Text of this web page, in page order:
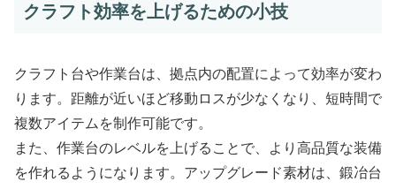
クラフト効率を上げるための小技
クラフト台や作業台は、拠点内の配置によって効率が変わ
ります。距離が近いほど移動ロスが少なくなり、短時間で
複数アイテムを制作可能です。
また、作業台のレベルを上げることで、より高品質な装備
を作れるようになります。アップグレード素材は、鍛冶台